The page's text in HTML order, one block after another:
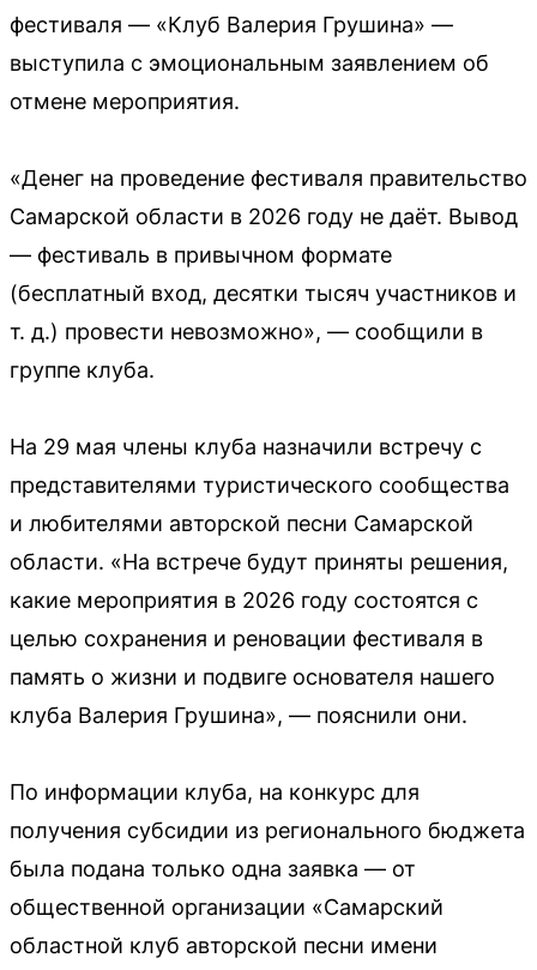
фестиваля — «Клуб Валерия Грушина» —
выступила с эмоциональным заявлением об
отмене мероприятия.
«Денег на проведение фестиваля правительство
Самарской области в 2026 году не даёт. Вывод
— фестиваль в привычном формате
(бесплатный вход, десятки тысяч участников и
т. д.) провести невозможно», — сообщили в
группе клуба.
На 29 мая члены клуба назначили встречу с
представителями туристического сообщества
и любителями авторской песни Самарской
области. «На встрече будут приняты решения,
какие мероприятия в 2026 году состоятся с
целью сохранения и реновации фестиваля в
память о жизни и подвиге основателя нашего
клуба Валерия Грушина», — пояснили они.
По информации клуба, на конкурс для
получения субсидии из регионального бюджета
была подана только одна заявка — от
общественной организации «Самарский
областной клуб авторской песни имени